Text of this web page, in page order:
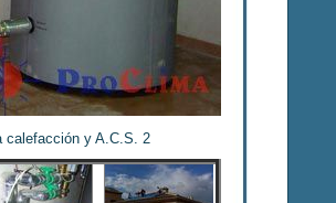
calefacción y A.C.S. 2